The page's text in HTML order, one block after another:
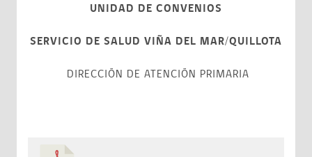
UNIDAD DE CONVENIOS
SERVICIO DE SALUD VIÑA DEL MAR/QUILLOTA
DIRECCIÓN DE ATENCIÓN PRIMARIA